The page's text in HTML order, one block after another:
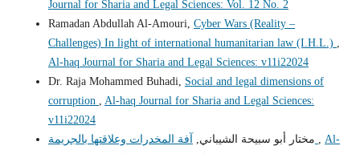
Journal for Sharia and Legal Sciences: Vol. 12 No. 2
Ramadan Abdullah Al-Amouri, Cyber Wars (Reality –
Challenges) In light of international humanitarian law (I.H.L.) ,
Al-haq Journal for Sharia and Legal Sciences: v11i22024
Dr. Raja Mohammed Buhadi, Social and legal dimensions of
corruption , Al-haq Journal for Sharia and Legal Sciences:
v11i22024
مختار أبو سبيحة الشيباني, , Al-